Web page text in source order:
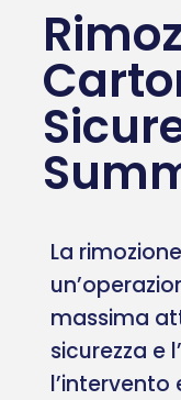
La
massima
sicurezza e